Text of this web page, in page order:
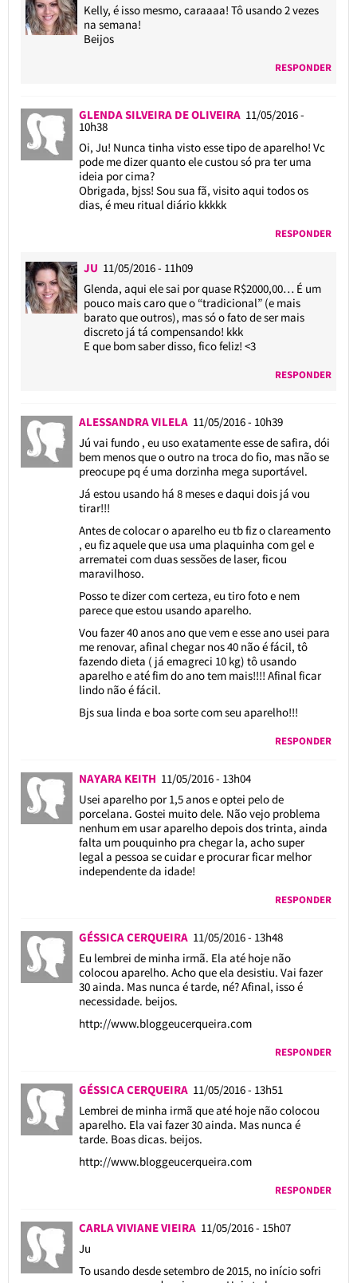
Kelly, é isso mesmo, caraaaa! Tô usando 2 vezes
na semana!
Beijos
RESPONDER
GLENDA SILVEIRA DE OLIVEIRA 11/05/2016 -
10h38
Oi, Ju! Nunca tinha visto esse tipo de aparelho! Vc
pode me dizer quanto ele custou só pra ter uma
ideia por cima?
Obrigada, bjss! Sou sua fã, visito aqui todos os
dias, é meu ritual diário kkkkk
RESPONDER
JU 11/05/2016 - 11h09
Glenda, aqui ele sai por quase R$2000,00… É um
pouco mais caro que o “tradicional” (e mais
barato que outros), mas só o fato de ser mais
discreto já tá compensando! kkk
E que bom saber disso, fico feliz! <3
RESPONDER
ALESSANDRA VILELA 11/05/2016 - 10h39
Jú vai fundo , eu uso exatamente esse de safira, dói
bem menos que o outro na troca do fio, mas não se
preocupe pq é uma dorzinha mega suportável.
Já estou usando há 8 meses e daqui dois já vou
tirar!!!
Antes de colocar o aparelho eu tb fiz o clareamento
, eu fiz aquele que usa uma plaquinha com gel e
arrematei com duas sessões de laser, ficou
maravilhoso.
Posso te dizer com certeza, eu tiro foto e nem
parece que estou usando aparelho.
Vou fazer 40 anos ano que vem e esse ano usei para
me renovar, afinal chegar nos 40 não é fácil, tô
fazendo dieta ( já emagreci 10 kg) tô usando
aparelho e até fim do ano tem mais!!!! Afinal ficar
lindo não é fácil.
Bjs sua linda e boa sorte com seu aparelho!!!
RESPONDER
NAYARA KEITH 11/05/2016 - 13h04
Usei aparelho por 1,5 anos e optei pelo de
porcelana. Gostei muito dele. Não vejo problema
nenhum em usar aparelho depois dos trinta, ainda
falta um pouquinho pra chegar la, acho super
legal a pessoa se cuidar e procurar ficar melhor
independente da idade!
RESPONDER
GÉSSICA CERQUEIRA 11/05/2016 - 13h48
Eu lembrei de minha irmã. Ela até hoje não
colocou aparelho. Acho que ela desistiu. Vai fazer
30 ainda. Mas nunca é tarde, né? Afinal, isso é
necessidade. beijos.
http://www.bloggeucerqueira.com
RESPONDER
GÉSSICA CERQUEIRA 11/05/2016 - 13h51
Lembrei de minha irmã que até hoje não colocou
aparelho. Ela vai fazer 30 ainda. Mas nunca é
tarde. Boas dicas. beijos.
http://www.bloggeucerqueira.com
RESPONDER
CARLA VIVIANE VIEIRA 11/05/2016 - 15h07
Ju
To usando desde setembro de 2015, no início sofri